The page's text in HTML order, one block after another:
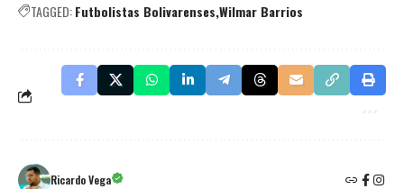
TAGGED:Futbolistas Bolivarenses Wilmar Barrios
Ricardo Vega